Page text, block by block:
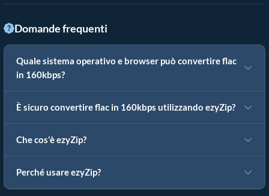
Domande frequenti
Quale sistema operativo e browser può convertire flac
in 160kbps?
È sicuro convertire flac in 160kbps utilizzando ezyZip?
Che cos'è ezyZip?
Perché usare ezyZip?